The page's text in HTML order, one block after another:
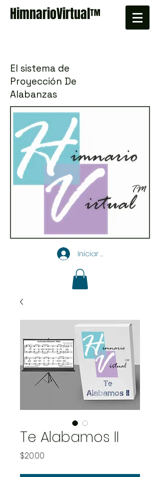
HimnarioVirtual™
El sistema de
Proyección De
Alabanzas
Iniciar sesión
Te Alabamos II
$20.00